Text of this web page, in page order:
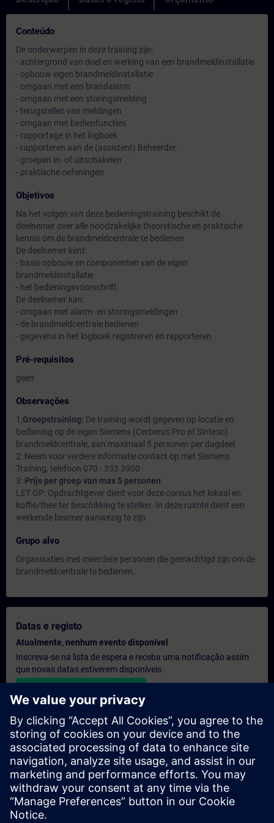
Conteúdo
De onderwerpen in deze training zijn:
- achtergrond van doel en werking van een brandmeldinstallatie
- opbouw eigen brandmeldinstallatie
- omgaan met een brandalarm
- omgaan met een storingsmelding
- terugstellen van meldingen
- omgaan met bedienfuncties
- rapportage in het logboek
- rapporteren aan de (assistent) Beheerder
- groepen in- of uitschakelen
- praktische oefeningen
Objetivos
Na het volgen van deze bedieningstraining beschikt de
deelnemer over alle noodzakelijke theoretische en praktische
kennis om de brandmeldcentrale te bedienen
De deelnemer kent:
- basis opbouw en componenten van de eigen
brandmeldinstallatie
- het bedieningsvoorschrift
De deelnemer kan:
- omgaan met alarm- en storingsmeldingen
- de brandmeldcentrale bedienen
- gegevens in het logboek registreren en rapporteren
Pré-requisitos
geen
Observações
1:Groepstraining: De training wordt gegeven op locatie en
bediening op de eigen Siemens (Cerberus Pro of Sinteso)
brandmeldcentrale, aan maximaal 5 personen per dagdeel.
2: Neem voor verdere informatie contact op met Siemens
Training, telefoon 070 - 333 3900
3: Prijs per groep van max 5 personen
LET OP: Opdrachtgever dient voor deze cursus het lokaal en
koffie/thee ter beschikking te stellen. In deze ruimte dient een
werkende beamer aanwezig te zijn.
Grupo alvo
Organisaties met meerdere personen die gemachtigd zijn om de
brandmeldcentrale te bedienen.
Datas e registo
Atualmente, nenhum evento disponível
Inscreva-se na lista de espera e receba uma notificação assim
que novas datas estiverem disponíveis.
Orçamento personalizado
Se precisar de um orçamento com os preços de tabela para esta
formação, por exemplo, para o seu departamento de aquisição,
clique no link abaixo. Primeiro, terá de fornecer alguns dados
pessoais e, em seguida, receberá um orçamento por e-mail.
Fornecer orçamento